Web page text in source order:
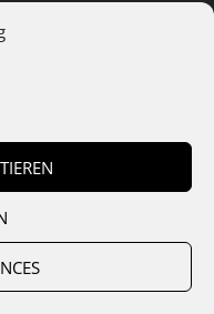
Datenschutz